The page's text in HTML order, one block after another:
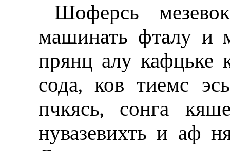
Шоферсь
машинать фталу и
прянц алу кафцьке
сода, ков тиемс
пчкясь, сонга
нувазевихть и аф